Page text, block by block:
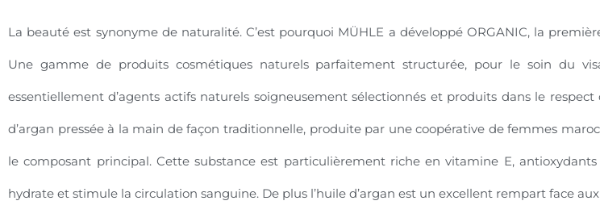
La beauté est synonyme de naturalité. C’est pourquoi MÜHLE a développé ORGANIC, la
Une gamme de produits cosmétiques naturels parfaitement structurée, pour le soin du
essentiellement d’agents actifs naturels soigneusement sélectionnés et produits dans le
d’argan pressée à la main de façon traditionnelle, produite par une coopérative de femmes
le composant principal. Cette substance est particulièrement riche en vitamine E,
hydrate et stimule la circulation sanguine. De plus l’huile d’argan est un excellent rempart face